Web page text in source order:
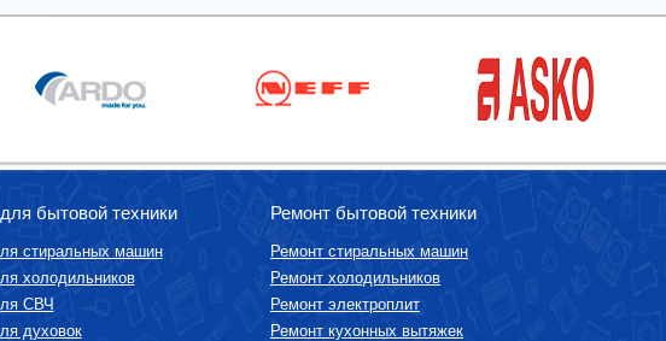
бытовой техники
стиральных машин
холодильников
СВЧ
духовок
Ремонт бытовой техники
Ремонт стиральных машин
Ремонт холодильников
Ремонт электроплит
Ремонт кухонных вытяжек